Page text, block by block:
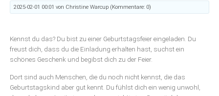
2025-02-01 00:01 von Christine Warcup (Kommentare: 0)
Kennst du das? Du bist zu einer Geburtstagsfeier eingeladen. Du
freust dich, dass du die Einladung erhalten hast, suchst ein
schönes Geschenk und begibst dich zu der Feier.
Dort sind auch Menschen, die du noch nicht kennst, die das
Geburtstagskind aber gut kennt. Du fühlst dich ein wenig unwohl,